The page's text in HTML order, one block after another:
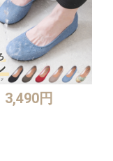
3,490円